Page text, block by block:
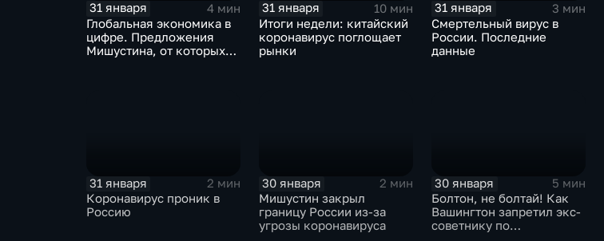
31 января
4 мин
Глобальная экономика в
цифре. Предложения
Мишустина, от которых
31 января
10 мин
Итоги недели: китайский
коронавирус поглощает
рынки
31 января
3 мин
Смертельный вирус в
России. Последние
данные
31 января
2 мин
Коронавирус проник в
Россию
30 января
2 мин
Мишустин закрыл
границу России из-за
угрозы коронавируса
30 января
5 мин
Болтон, не болтай! Как
Вашингтон запретил экс-
советнику по